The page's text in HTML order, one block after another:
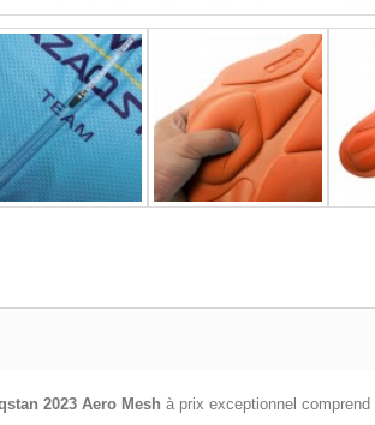
2023 Aero Mesh à prix exceptionnel comprend